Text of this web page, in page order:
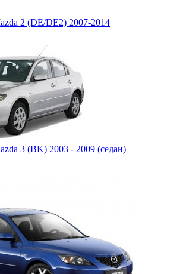
2 (DE/DE2) 2007-2014
3 (BK) 2003 - 2009 (седан)